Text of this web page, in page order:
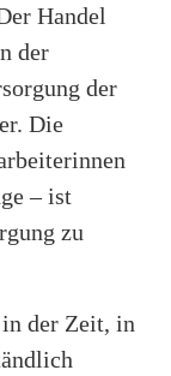
Handel
der
der
Die
– ist
zu
der Zeit, in